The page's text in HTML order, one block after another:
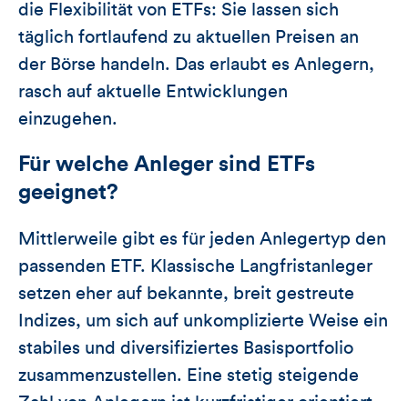
die Flexibilität von ETFs: Sie lassen sich
täglich fortlaufend zu aktuellen Preisen an
der Börse handeln. Das erlaubt es Anlegern,
rasch auf aktuelle Entwicklungen
einzugehen.
Für welche Anleger sind ETFs
geeignet?
Mittlerweile gibt es für jeden Anlegertyp den
passenden ETF. Klassische Langfristanleger
setzen eher auf bekannte, breit gestreute
Indizes, um sich auf unkomplizierte Weise ein
stabiles und diversifiziertes Basisportfolio
zusammenzustellen. Eine stetig steigende